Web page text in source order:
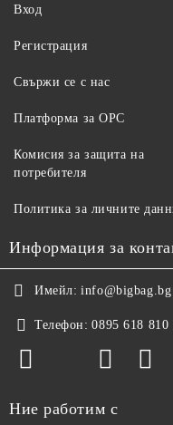
Вход
Регистрация
Свържи се с нас
Платформа за ОРС
Комисия за защита на
потребителя
Политика за личните
Информация за
Имейл: info@bigbag.bg
Телефон: 0895 618 810
Ние работим с